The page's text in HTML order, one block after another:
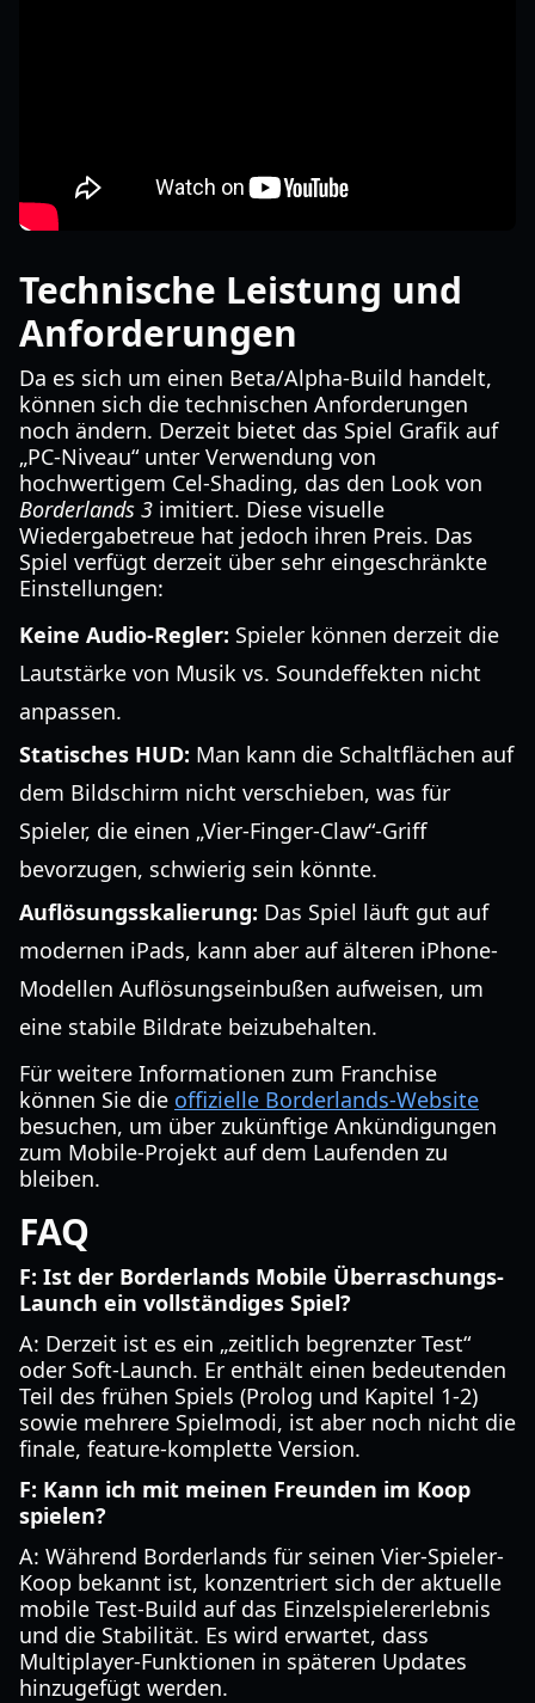
Technische Leistung und
Anforderungen
Da es sich um einen Beta/Alpha-Build handelt,
können sich die technischen Anforderungen
noch ändern. Derzeit bietet das Spiel Grafik auf
„PC-Niveau“ unter Verwendung von
hochwertigem Cel-Shading, das den Look von
Borderlands 3 imitiert. Diese visuelle
Wiedergabetreue hat jedoch ihren Preis. Das
Spiel verfügt derzeit über sehr eingeschränkte
Einstellungen:
Keine Audio-Regler: Spieler können derzeit die
Lautstärke von Musik vs. Soundeffekten nicht
anpassen.
Statisches HUD: Man kann die Schaltflächen auf
dem Bildschirm nicht verschieben, was für
Spieler, die einen „Vier-Finger-Claw“-Griff
bevorzugen, schwierig sein könnte.
Auflösungsskalierung: Das Spiel läuft gut auf
modernen iPads, kann aber auf älteren iPhone-
Modellen Auflösungseinbußen aufweisen, um
eine stabile Bildrate beizubehalten.
Für weitere Informationen zum Franchise
können Sie die offizielle Borderlands-Website
besuchen, um über zukünftige Ankündigungen
zum Mobile-Projekt auf dem Laufenden zu
bleiben.
FAQ
F: Ist der Borderlands Mobile Überraschungs-
Launch ein vollständiges Spiel?
A: Derzeit ist es ein „zeitlich begrenzter Test“
oder Soft-Launch. Er enthält einen bedeutenden
Teil des frühen Spiels (Prolog und Kapitel 1-2)
sowie mehrere Spielmodi, ist aber noch nicht die
finale, feature-komplette Version.
F: Kann ich mit meinen Freunden im Koop
spielen?
A: Während Borderlands für seinen Vier-Spieler-
Koop bekannt ist, konzentriert sich der aktuelle
mobile Test-Build auf das Einzelspielererlebnis
und die Stabilität. Es wird erwartet, dass
Multiplayer-Funktionen in späteren Updates
hinzugefügt werden.